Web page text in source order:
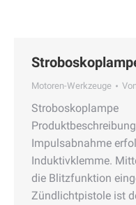
Motoren-Werkzeuge Von
Stroboskoplampe
Impulsabnahme
Induktivklemme.
die Blitzfunktion
Zündlichtpistole ist